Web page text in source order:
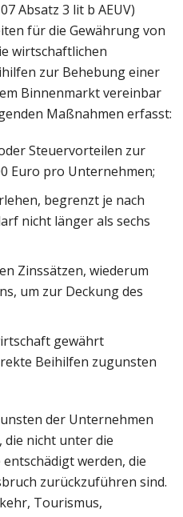
Absatz 3 lit b AEUV)
für die Gewährung von
wirtschaftlichen
zur Behebung einer
Binnenmarkt vereinbar
Maßnahmen erfasst:
Steuervorteilen zur
Euro pro Unternehmen;
begrenzt je nach
nicht länger als sechs
Zinssätzen, wiederum
um zur Deckung des
gewährt
Beihilfen zugunsten
der Unternehmen
die nicht unter die
werden, die
zurückzuführen sind.
Tourismus,